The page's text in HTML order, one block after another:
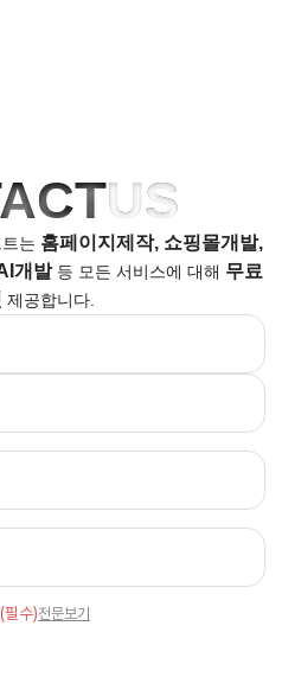
US
는 홈페이지제작, 쇼핑몰개발,
개발등 모든 서비스에 대해 무료
제공합니다.
(필수)전문보기